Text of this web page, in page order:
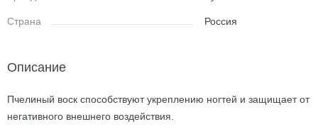
Страна Россия
Описание
Пчелиный воск способствуют укреплению ногтей и защищает от
негативного внешнего воздействия.